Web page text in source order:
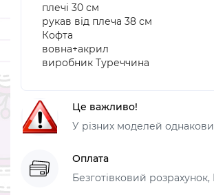
плечі 30 см
рукав від плеча 38 см
Кофта
вовна+акрил
виробник Туреччина
Це важливо!
У різних моделей
Оплата
Безготівковий